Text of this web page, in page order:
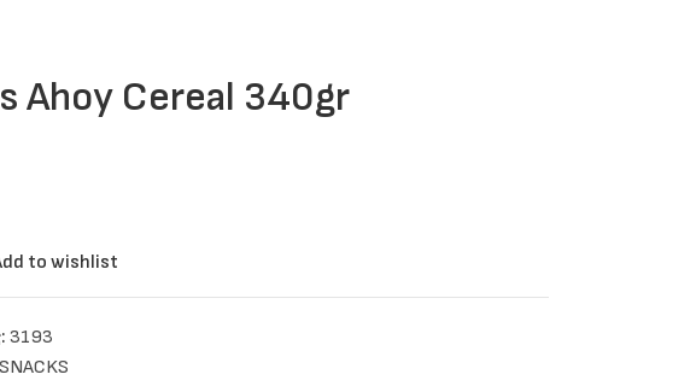
Ahoy Cereal 340gr
to wishlist
3193